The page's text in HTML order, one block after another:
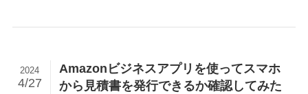
Amazonビジネスアプリを使ってスマホ
から見積書を発行できるか確認してみた
2024
4/27